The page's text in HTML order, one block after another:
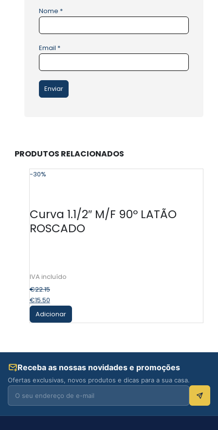
Nome *
Email *
PRODUTOS RELACIONADOS
-30%
Curva 1.1/2″ M/F 90º LATÃO
ROSCADO
€22.15
€15.50
Adicionar
Receba as nossas novidades e promoções
Ofertas exclusivas, novos produtos e dicas para a sua casa.